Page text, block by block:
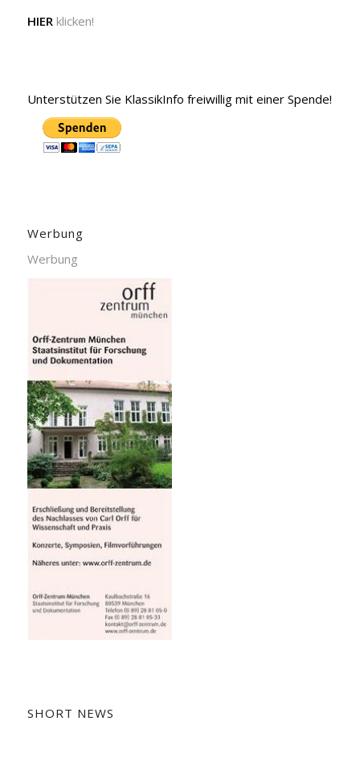
HIER klicken!
Unterstützen Sie KlassikInfo freiwillig mit einer Spende!
Werbung
Werbung
SHORT NEWS